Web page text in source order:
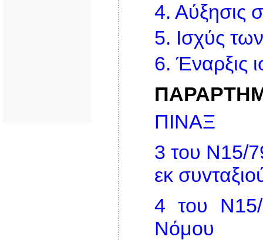
4. Αύξησις
5. Ισχύς
6.Έναρξις
ΠIΝΑΞ
3 του Ν15/
εκ
4 του
Νόμου